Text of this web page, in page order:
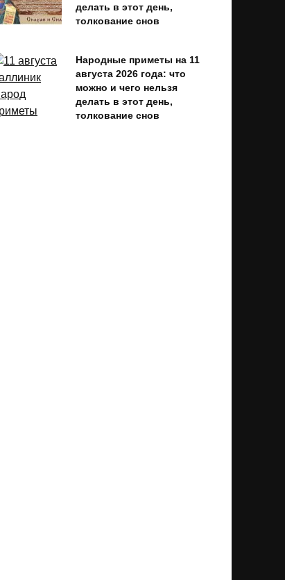
делать в этот день,
толкование снов
Народные приметы на 11
августа 2026 года: что
можно и чего нельзя
делать в этот день,
толкование снов